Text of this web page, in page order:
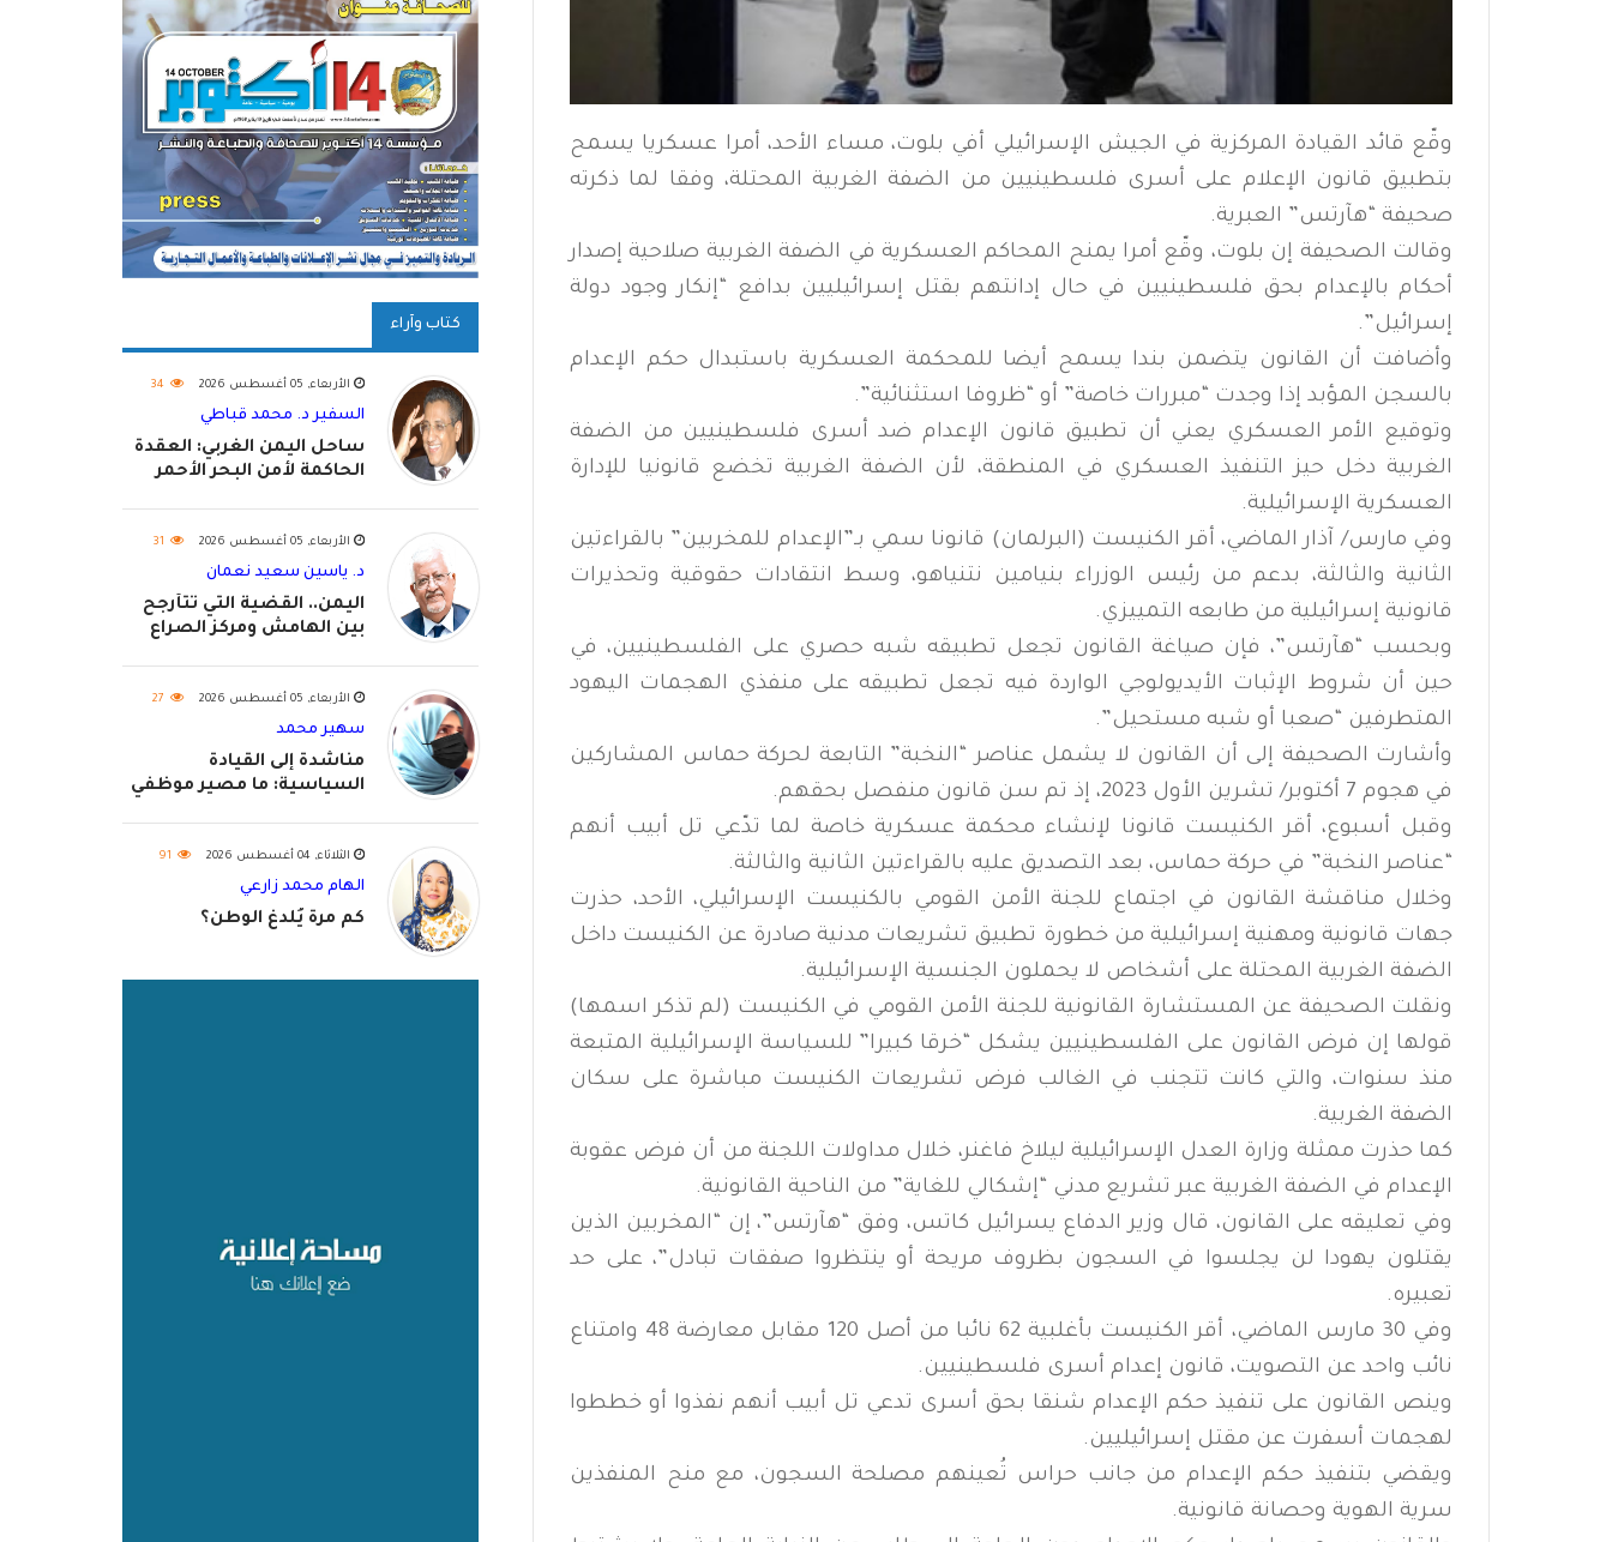
وقّع قائد القيادة المركزية في الجيش الإسرائيلي أفي بلوت، مساء الأحد، أمرا عسكريا يسمح
بتطبيق قانون الإعلام على أسرى فلسطينيين من الضفة الغربية المحتلة، وفقا لما ذكرته
صحيفة “هآرتس” العبرية.
وقالت الصحيفة إن بلوت، وقّع أمرا يمنح المحاكم العسكرية في الضفة الغربية صلاحية إصدار
أحكام بالإعدام بحق فلسطينيين في حال إدانتهم بقتل إسرائيليين بدافع “إنكار وجود دولة
إسرائيل”.
وأضافت أن القانون يتضمن بندا يسمح أيضا للمحكمة العسكرية باستبدال حكم الإعدام
بالسجن المؤبد إذا وجدت “مبررات خاصة” أو “ظروفا استثنائية”.
وتوقيع الأمر العسكري يعني أن تطبيق قانون الإعدام ضد أسرى فلسطينيين من الضفة
الغربية دخل حيز التنفيذ العسكري في المنطقة، لأن الضفة الغربية تخضع قانونيا للإدارة
العسكرية الإسرائيلية.
وفي مارس/ آذار الماضي، أقر الكنيست (البرلمان) قانونا سمي بـ”الإعدام للمخربين” بالقراءتين
الثانية والثالثة، بدعم من رئيس الوزراء بنيامين نتنياهو، وسط انتقادات حقوقية وتحذيرات
قانونية إسرائيلية من طابعه التمييزي.
وبحسب “هآرتس”، فإن صياغة القانون تجعل تطبيقه شبه حصري على الفلسطينيين، في
حين أن شروط الإثبات الأيديولوجي الواردة فيه تجعل تطبيقه على منفذي الهجمات اليهود
المتطرفين “صعبا أو شبه مستحيل”.
وأشارت الصحيفة إلى أن القانون لا يشمل عناصر “النخبة” التابعة لحركة حماس المشاركين
في هجوم 7 أكتوبر/ تشرين الأول 2023، إذ تم سن قانون منفصل بحقهم.
وقبل أسبوع، أقر الكنيست قانونا لإنشاء محكمة عسكرية خاصة لما تدّعي تل أبيب أنهم
“عناصر النخبة” في حركة حماس، بعد التصديق عليه بالقراءتين الثانية والثالثة.
وخلال مناقشة القانون في اجتماع للجنة الأمن القومي بالكنيست الإسرائيلي، الأحد، حذرت
جهات قانونية ومهنية إسرائيلية من خطورة تطبيق تشريعات مدنية صادرة عن الكنيست داخل
الضفة الغربية المحتلة على أشخاص لا يحملون الجنسية الإسرائيلية.
ونقلت الصحيفة عن المستشارة القانونية للجنة الأمن القومي في الكنيست (لم تذكر اسمها)
قولها إن فرض القانون على الفلسطينيين يشكل “خرقا كبيرا” للسياسة الإسرائيلية المتبعة
منذ سنوات، والتي كانت تتجنب في الغالب فرض تشريعات الكنيست مباشرة على سكان
الضفة الغربية.
كما حذرت ممثلة وزارة العدل الإسرائيلية ليلاخ فاغنر، خلال مداولات اللجنة من أن فرض عقوبة
الإعدام في الضفة الغربية عبر تشريع مدني “إشكالي للغاية” من الناحية القانونية.
وفي تعليقه على القانون، قال وزير الدفاع يسرائيل كاتس، وفق “هآرتس”، إن “المخربين الذين
يقتلون يهودا لن يجلسوا في السجون بظروف مريحة أو ينتظروا صفقات تبادل”، على حد
تعبيره.
وفي 30 مارس الماضي، أقر الكنيست بأغلبية 62 نائبا من أصل 120 مقابل معارضة 48 وامتناع
نائب واحد عن التصويت، قانون إعدام أسرى فلسطينيين.
وينص القانون على تنفيذ حكم الإعدام شنقا بحق أسرى تدعي تل أبيب أنهم نفذوا أو خططوا
لهجمات أسفرت عن مقتل إسرائيليين.
ويقضي بتنفيذ حكم الإعدام من جانب حراس تُعينهم مصلحة السجون، مع منح المنفذين
سرية الهوية وحصانة قانونية.
كتاب وآراء
الأربعاء, 05 أغسطس 2026 34
السفير د. محمد قباطي
ساحل اليمن الغربي: العقدة
الحاكمة لأمن البحر الأحمر
الأربعاء, 05 أغسطس 2026 31
د. ياسين سعيد نعمان
اليمن.. القضية التي تتأرجح
بين الهامش ومركز الصراع
الأربعاء, 05 أغسطس 2026 27
سهير محمد
مناشدة إلى القيادة
السياسية: ما مصير موظفي
الثلاثاء, 04 أغسطس 2026 91
الهام محمد زارعي
كم مرة يُلدغ الوطن؟